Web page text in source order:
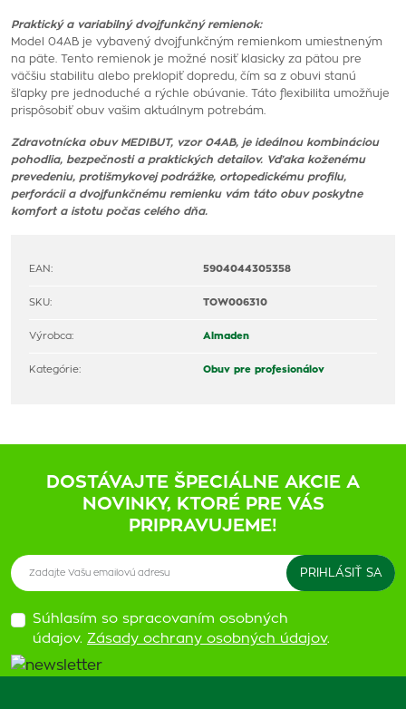
Praktický a variabilný dvojfunkčný remienok:
Model 04AB je vybavený dvojfunkčným remienkom umiestneným
na päte. Tento remienok je možné nosiť klasicky za pätou pre
väčšiu stabilitu alebo preklopiť dopredu, čím sa z obuvi stanú
šľapky pre jednoduché a rýchle obúvanie. Táto flexibilita umožňuje
prispôsobiť obuv vašim aktuálnym potrebám.
Zdravotnícka obuv MEDIBUT, vzor 04AB, je ideálnou kombináciou
pohodlia, bezpečnosti a praktických detailov. Vďaka koženému
prevedeniu, protišmykovej podrážke, ortopedickému profilu,
perforácii a dvojfunkčnému remienku vám táto obuv poskytne
komfort a istotu počas celého dňa.
EAN: 5904044305358
SKU: TOW006310
Výrobca: Almaden
Kategórie: Obuv pre profesionálov
DOSTÁVAJTE ŠPECIÁLNE AKCIE A
NOVINKY, KTORÉ PRE VÁS
PRIPRAVUJEME!
Súhlasím so spracovaním osobných
údajov. Zásady ochrany osobných údajov.